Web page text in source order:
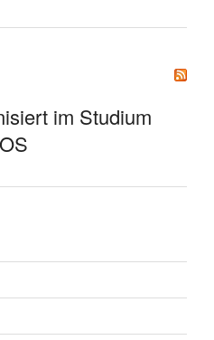
im Studium